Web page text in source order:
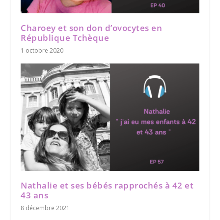
Charoey et son don d’ovocytes en
République Tchèque
1 octobre 2020
Nathalie et ses bébés rapprochés à 42 et
43 ans
8 décembre 2021